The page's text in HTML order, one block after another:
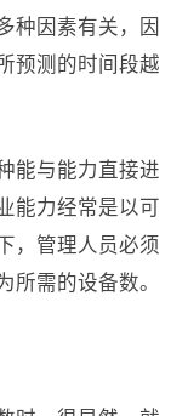
种因素有关，因
预测的时间段越
能与能力直接进
能力经常是以可
，管理人员必须
所需的设备数。